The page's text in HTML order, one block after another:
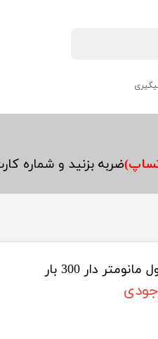
ضربه بزنید و شماره
دار 300 بار